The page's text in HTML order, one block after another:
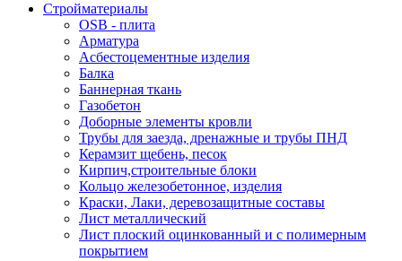
Стройматериалы
OSB - плита
Арматура
Асбестоцементные изделия
Балка
Баннерная ткань
Газобетон
Доборные элементы кровли
Трубы для заезда, дренажные и трубы ПНД
Керамзит щебень, песок
Кирпич,строительные блоки
Кольцо железобетонное, изделия
Краски, Лаки, деревозащитные составы
Лист металлический
Лист плоский оцинкованный и с полимерным
покрытием